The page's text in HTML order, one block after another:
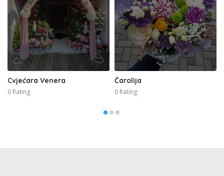
Cvjećara Venera
0 Rating
Čarolija
0 Rating